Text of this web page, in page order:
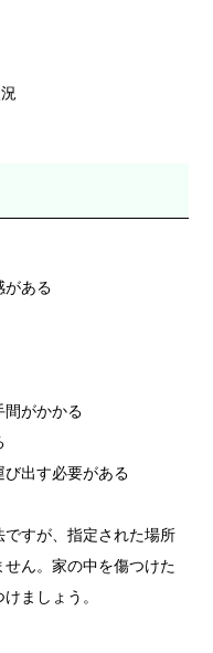
がある
間がかかる
び出す必要がある
すが、指定された場所
ん。家の中を傷つけた
ましょう。